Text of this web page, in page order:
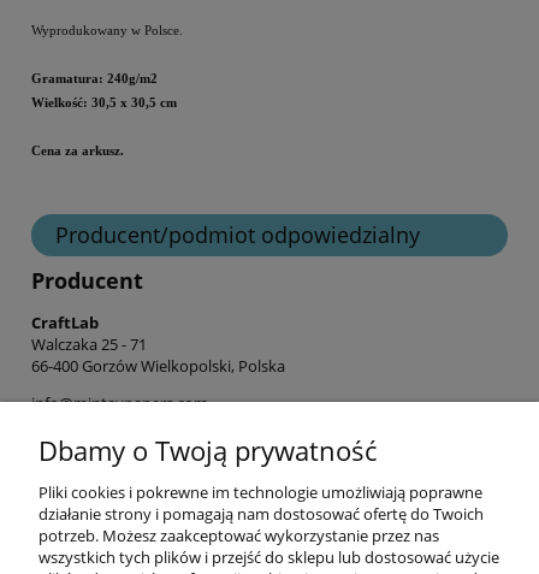
Wyprodukowany w Polsce.
Gramatura: 240g/m2
Wielkość: 30,5 x 30,5 cm
Cena za arkusz.
Producent/podmiot odpowiedzialny
Producent
CraftLab
Walczaka 25 - 71
66-400 Gorzów Wielkopolski, Polska
info@mintaypapers.com
Informacje
Dbamy o Twoją prywatność
Pliki cookies i pokrewne im technologie umożliwiają poprawne
działanie strony i pomagają nam dostosować ofertę do Twoich
potrzeb. Możesz zaakceptować wykorzystanie przez nas
wszystkich tych plików i przejść do sklepu lub dostosować użycie